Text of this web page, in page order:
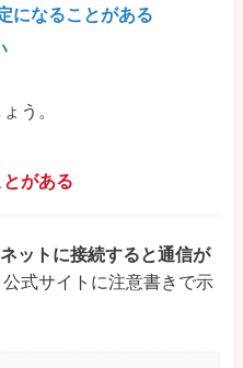
になることがある
う。
がある
ットに接続すると通信が
公式サイトに注意書きで示